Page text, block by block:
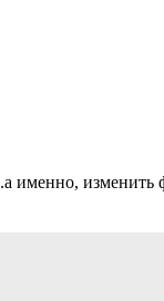
именно, изменить